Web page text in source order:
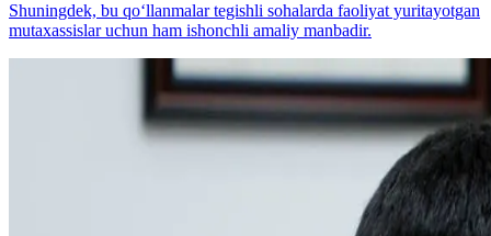
Shuningdek, bu qo‘llanmalar tegishli sohalarda faoliyat yuritayotgan
mutaxassislar uchun ham ishonchli amaliy manbadir.